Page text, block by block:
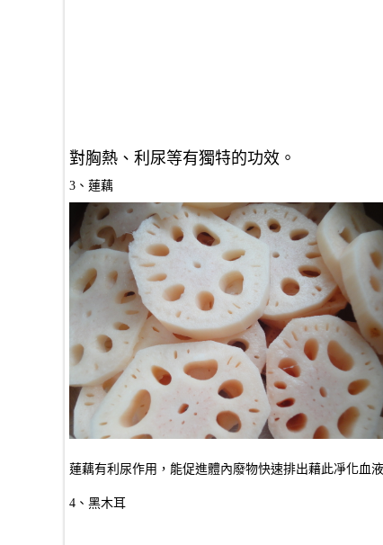
對胸熱、利尿等有獨特的功效。
3、蓮藕
蓮藕有利尿作用，能促進體內廢物快速排出藉此凈化
4、黑木耳